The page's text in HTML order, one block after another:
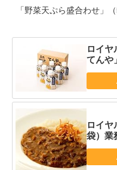
「野菜天ぷら盛合わせ」（
ロイヤ
てんや
ロイヤ
袋）業